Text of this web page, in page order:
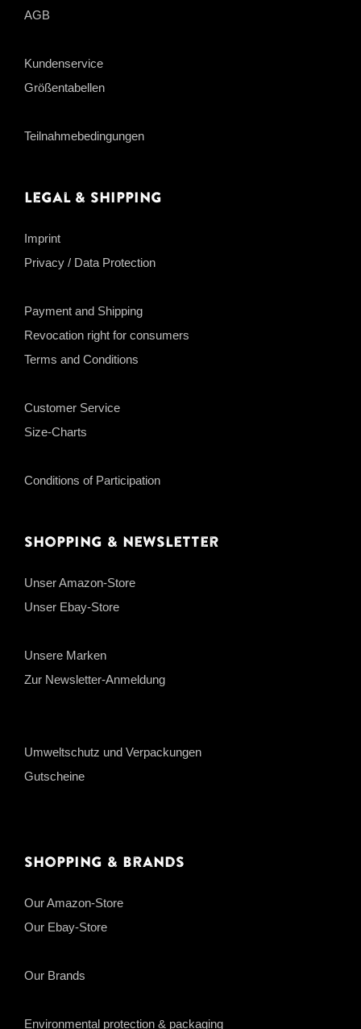
AGB
Kundenservice
Größentabellen
Teilnahmebedingungen
Legal & Shipping
Imprint
Privacy / Data Protection
Payment and Shipping
Revocation right for consumers
Terms and Conditions
Customer Service
Size-Charts
Conditions of Participation
Shopping & Newsletter
Unser Amazon-Store
Unser Ebay-Store
Unsere Marken
Zur Newsletter-Anmeldung
Umweltschutz und Verpackungen
Gutscheine
Shopping & Brands
Our Amazon-Store
Our Ebay-Store
Our Brands
Environmental protection & packaging